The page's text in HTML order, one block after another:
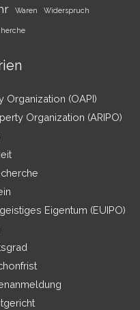
Waren Widerspruch
Organization (OAPI)
Organization (ARIPO)
Eigentum (EUIPO)